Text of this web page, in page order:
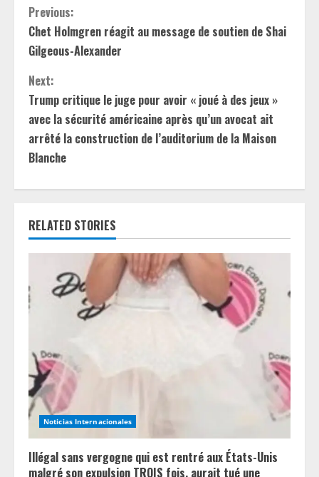
C
o
n
t
i
n
u
e
R
e
a
d
i
n
g
Previous:
Chet Holmgren réagit au message de soutien de Shai
Gilgeous-Alexander
Next:
Trump critique le juge pour avoir « joué à des jeux »
avec la sécurité américaine après qu’un avocat ait
arrêté la construction de l’auditorium de la Maison
Blanche
RELATED STORIES
Noticias Internacionales
Illégal sans vergogne qui est rentré aux États-Unis
malgré son expulsion TROIS fois, aurait tué une